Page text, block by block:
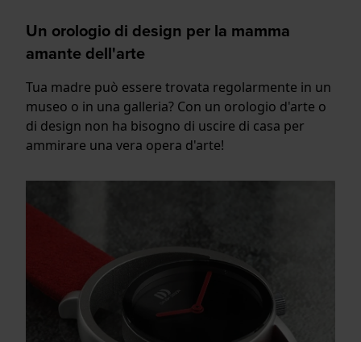
Un orologio di design per la mamma
amante dell'arte
Tua madre può essere trovata regolarmente in un
museo o in una galleria? Con un orologio d'arte o
di design non ha bisogno di uscire di casa per
ammirare una vera opera d'arte!